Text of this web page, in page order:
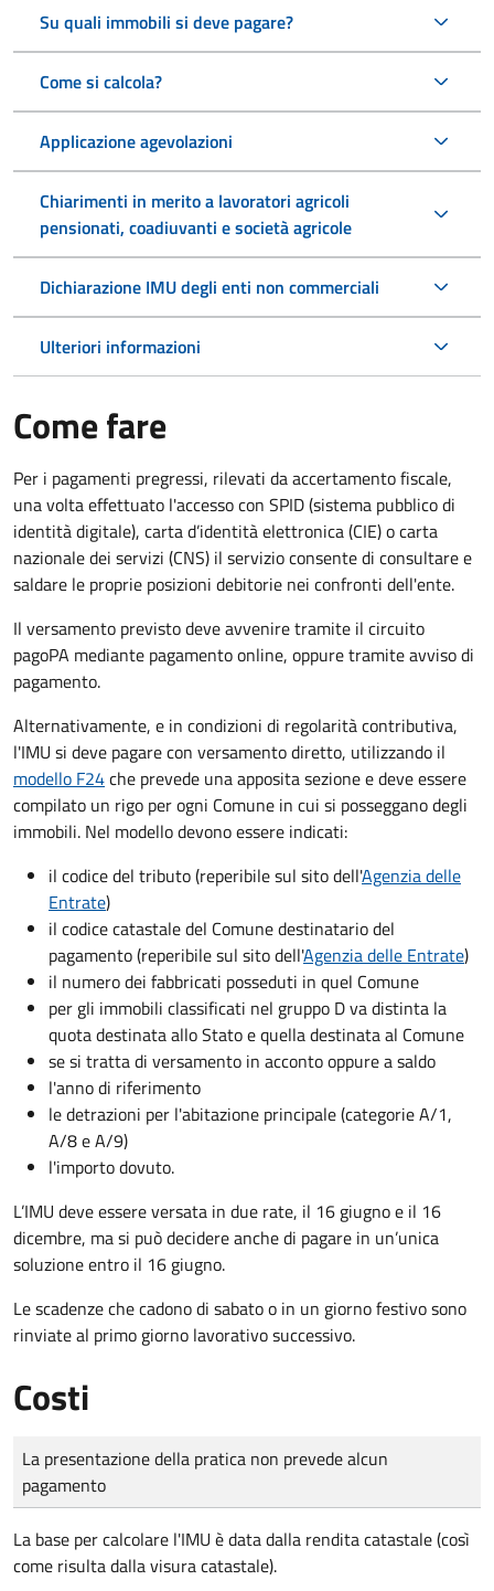
Su quali immobili si deve pagare?
Come si calcola?
Applicazione agevolazioni
Chiarimenti in merito a lavoratori agricoli
pensionati, coadiuvanti e società agricole
Dichiarazione IMU degli enti non commerciali
Ulteriori informazioni
Come fare
Per i pagamenti pregressi, rilevati da accertamento fiscale,
una volta effettuato l'accesso con SPID (sistema pubblico di
identità digitale), carta d’identità elettronica (CIE) o carta
nazionale dei servizi (CNS) il servizio consente di consultare e
saldare le proprie posizioni debitorie nei confronti dell'ente.
Il versamento previsto deve avvenire tramite il circuito
pagoPA mediante pagamento online, oppure tramite avviso di
pagamento.
Alternativamente, e in condizioni di regolarità contributiva,
l'IMU si deve pagarecon versamento diretto, utilizzando il
modello F24che prevede una apposita sezione e deve essere
compilato un rigo per ogni Comune in cui si posseggano degli
immobili. Nel modello devono essere indicati:
il codice del tributo(reperibile sul sito dell'Agenzia delle
Entrate)
il codice catastale del Comunedestinatario del
pagamento (reperibile sul sito dell'Agenzia delle Entrate)
il numero dei fabbricati posseduti in quel Comune
per gli immobili classificati nel gruppo D va distinta la
quota destinata allo Stato e quella destinata al Comune
se si tratta di versamento in acconto oppure a saldo
l'anno di riferimento
le detrazioni per l'abitazione principale (categorie A/1,
A/8 e A/9)
l'importo dovuto.
L’IMU deve essere versata in due rate, il 16 giugno e il 16
dicembre, ma si può decidere anche di pagare in un’unica
soluzione entro il 16 giugno.
Le scadenze che cadono di sabato o in un giorno festivo sono
rinviate al primo giorno lavorativo successivo.
Costi
Tipo di pagamento
Importo
La presentazione della pratica non prevede alcun
pagamento
La base per calcolare l'IMU è data dalla rendita catastale (così
come risulta dalla visura catastale).